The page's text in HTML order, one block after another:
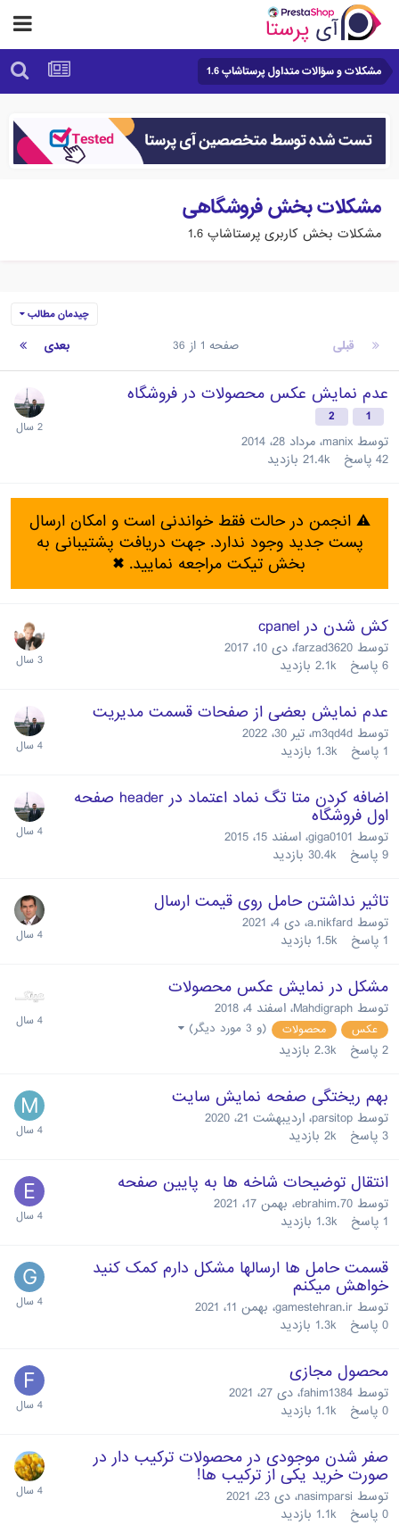
مشکلات و سؤالات متداول پرستاشاپ 1.6
مشکلات بخش فروشگاهی
مشکلات بخش کاربری پرستاشاپ 1.6
چیدمان مطالب
قبلی بعدی صفحه 1 از 36
عدم نمایش عکس محصولات در فروشگاه
1
2
توسط manix، مرداد 28، 2014
42 پاسخ 21.4k بازدید
⚠️ انجمن در حالت فقط خواندنی است و امکان ارسال
پست جدید وجود ندارد. جهت دریافت پشتیبانی به
بخش تیکت مراجعه نمایید.✖
کش شدن در cpanel
توسط farzad3620، دی 10، 2017
6 پاسخ 2.1k بازدید
عدم نمایش بعضی از صفحات قسمت مدیریت
توسط m3qd4d، تیر 30، 2022
1 پاسخ 1.3k بازدید
اضافه کردن متا تگ نماد اعتماد در header صفحه
اول فروشگاه
توسط giga0101، اسفند 15، 2015
9 پاسخ 30.4k بازدید
تاثیر نداشتن حامل روی قیمت ارسال
توسط a.nikfard، دی 4، 2021
1 پاسخ 1.5k بازدید
مشکل در نمایش عکس محصولات
توسط Mahdigraph، اسفند 4، 2018
عکس محصولات (و 3 مورد دیگر)
2 پاسخ 2.3k بازدید
بهم ریختگی صفحه نمایش سایت
توسط parsitop، اردیبهشت 21، 2020
3 پاسخ 2k بازدید
انتقال توضیحات شاخه ها به پایین صفحه
توسط ebrahim.70، بهمن 17، 2021
1 پاسخ 1.3k بازدید
قسمت حامل ها ارسالها مشکل دارم کمک کنید
خواهش میکنم
توسط gamestehran.ir، بهمن 11، 2021
0 پاسخ 1.3k بازدید
محصول مجازی
توسط fahim1384، دی 27، 2021
0 پاسخ 1.1k بازدید
صفر شدن موجودی در محصولات ترکیب دار در
صورت خرید یکی از ترکیب ها!
توسط nasimparsi، دی 23، 2021
0 پاسخ 1.1k بازدید